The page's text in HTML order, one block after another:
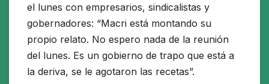
el lunes con empresarios, sindicalistas y
gobernadores: “Macri está montando su
propio relato. No espero nada de la reunión
del lunes. Es un gobierno de trapo que está a
la deriva, se le agotaron las recetas”.